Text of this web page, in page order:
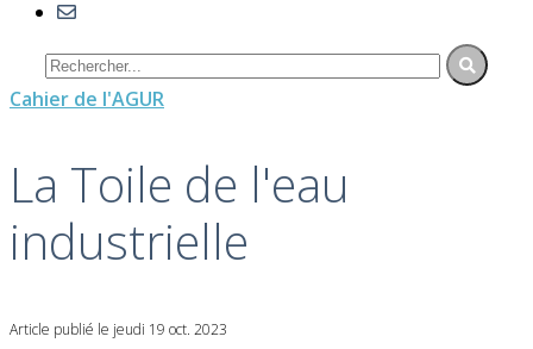
Cahier de l'AGUR
La Toile de l'eau
industrielle
Article publié le jeudi 19 oct. 2023